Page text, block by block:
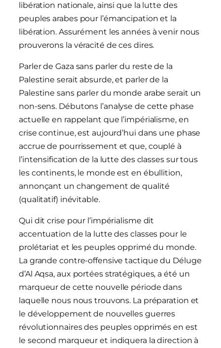
libération nationale, ainsi que la lutte des
peuples arabes pour l’émancipation et la
libération. Assurément les années à venir nous
prouverons la véracité de ces dires.
Parler de Gaza sans parler du reste de la
Palestine serait absurde, et parler de la
Palestine sans parler du monde arabe serait un
non-sens. Débutons l’analyse de cette phase
actuelle en rappelant que l’impérialisme, en
crise continue, est aujourd’hui dans une phase
accrue de pourrissement et que, couplé à
l’intensification de la lutte des classes sur tous
les continents, le monde est en ébullition,
annonçant un changement de qualité
(qualitatif) inévitable.
Qui dit crise pour l’impérialisme dit
accentuation de la lutte des classes pour le
prolétariat et les peuples opprimé du monde.
La grande contre-offensive tactique du Déluge
d’Al Aqsa, aux portées stratégiques, a été un
marqueur de cette nouvelle période dans
laquelle nous nous trouvons. La préparation et
le développement de nouvelles guerres
révolutionnaires des peuples opprimés en est
le second marqueur et indiquera la direction à